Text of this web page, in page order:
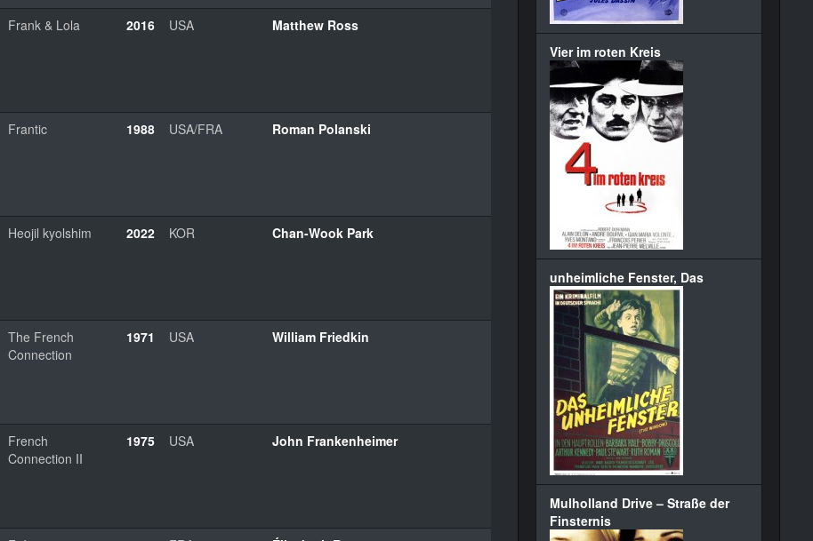
Frank & Lola 2016 USA Matthew Ross
Frantic 1988 USA/FRA Roman Polanski
Heojil kyolshim 2022 KOR Chan-Wook Park
The French
Connection
1971 USA William Friedkin
French
Connection II
1975 USA John Frankenheimer
Vier im roten Kreis
unheimliche Fenster, Das
Mulholland Drive – Straße der
Finsternis